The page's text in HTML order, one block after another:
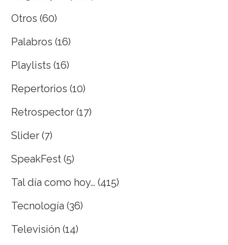
Otros (60)
Palabros (16)
Playlists (16)
Repertorios (10)
Retrospector (17)
Slider (7)
SpeakFest (5)
Tal día como hoy… (415)
Tecnología (36)
Televisión (14)